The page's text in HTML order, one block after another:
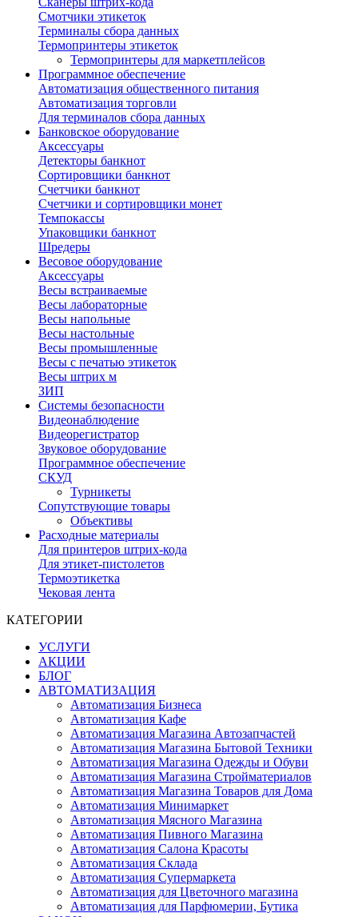
Смотчики этикеток
Терминалы сбора данных
Термопринтеры этикеток
Термопринтеры для маркетплейсов
Программное обеспечение
Автоматизация общественного питания
Автоматизация торговли
Для терминалов сбора данных
Банковское оборудование
Аксессуары
Детекторы банкнот
Сортировщики банкнот
Счетчики банкнот
Счетчики и сортировщики монет
Темпокассы
Упаковщики банкнот
Шредеры
Весовое оборудование
Аксессуары
Весы встраиваемые
Весы лабораторные
Весы напольные
Весы настольные
Весы промышленные
Весы с печатью этикеток
Весы штрих м
ЗИП
Системы безопасности
Видеонаблюдение
Видеорегистратор
Звуковое оборудование
Программное обеспечение
СКУД
Турникеты
Сопутствующие товары
Объективы
Расходные материалы
Для принтеров штрих-кода
Для этикет-пистолетов
Термоэтикетка
Чековая лента
КАТЕГОРИИ
УСЛУГИ
АКЦИИ
БЛОГ
АВТОМАТИЗАЦИЯ
Автоматизация Бизнеса
Автоматизация Кафе
Автоматизация Магазина Автозапчастей
Автоматизация Магазина Бытовой Техники
Автоматизация Магазина Одежды и Обуви
Автоматизация Магазина Стройматериалов
Автоматизация Магазина Товаров для Дома
Автоматизация Минимаркет
Автоматизация Мясного Магазина
Автоматизация Пивного Магазина
Автоматизация Салона Красоты
Автоматизация Склада
Автоматизация Супермаркета
Автоматизация для Цветочного магазина
Автоматизация для Парфюмерии, Бутика